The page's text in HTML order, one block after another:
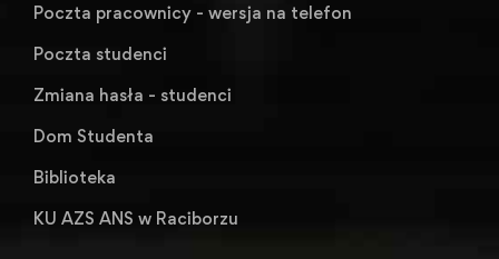
Poczta pracownicy - wersja na telefon
Poczta studenci
Zmiana hasła - studenci
Dom Studenta
Biblioteka
KU AZS ANS w Raciborzu